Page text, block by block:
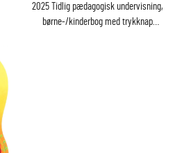
2025 Tidlig pædagogisk undervisning,
børne-/kinderbog med trykknap